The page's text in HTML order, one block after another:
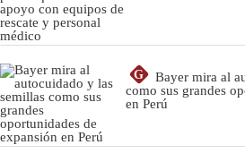
G
Bayer mira al
como sus grandes
en Perú